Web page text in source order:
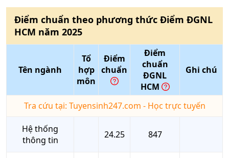
Điểm chuẩn theo phương thức Điểm ĐGNL
HCM năm 2025
Tên ngành
Tổ
hợp
môn
Điểm
chuẩn
Điểm
chuẩn
ĐGNL
HCM
Ghi chú
Tra cứu tại: Tuyensinh247.com - Học trực tuyến
Hệ thống
thông tin
24.25 847